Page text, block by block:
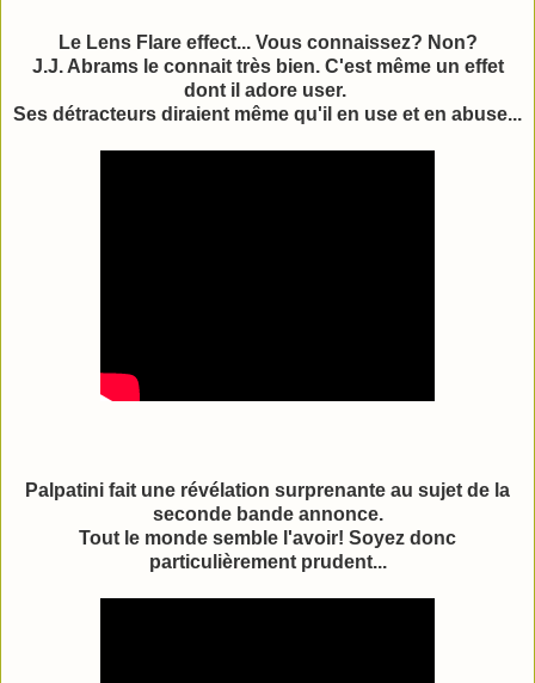
Le Lens Flare effect... Vous connaissez? Non?
J.J. Abrams le connait très bien. C'est même un effet
dont il adore user.
Ses détracteurs diraient même qu'il en use et en abuse...
Palpatini fait une révélation surprenante au sujet de la
seconde bande annonce.
Tout le monde semble l'avoir! Soyez donc
particulièrement prudent...